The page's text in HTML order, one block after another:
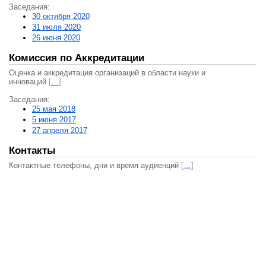
Заседания:
30 октября 2020
31 июля 2020
26 июня 2020
Комиссия по Аккредитации
Оценка и аккредитация организаций в области науки и
инноваций […]
Заседания:
25 мая 2018
5 июня 2017
27 апреля 2017
Контакты
Контактные телефоны, дни и время аудиенций […]